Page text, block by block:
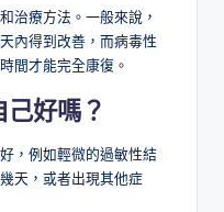
治療方法。一般來說，
內得到改善，而病毒性
間才能完全康復。
好嗎？
，例如輕微的過敏性結
天，或者出現其他症